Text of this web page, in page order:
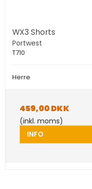
WX3 Shorts
Portwest
T710
Herre
459,00 DKK
(inkl. moms)
INFO